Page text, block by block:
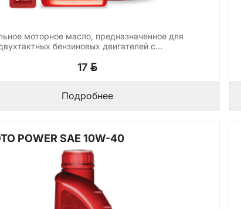
моторное масло, предназначенное для
бензиновых двигателей с…
17 BYN
Подробнее
POWER SAE 10W-40